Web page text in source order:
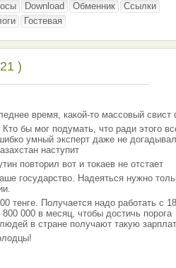
Download Обменник
Ссылки
Гостевая
)
время, какой-то массовый свист
бы мог подумать, что ради этого
умный эксперт даже не
наступит
повторил вот и токаев не отстает
государство. Надеяться нужно
тенге. Получается надо работать с
000 в месяц, чтобы достичь порога
в стране получают такую